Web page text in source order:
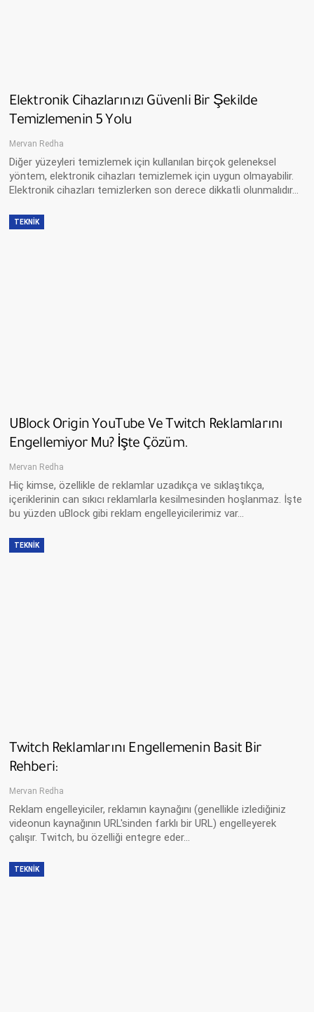
Elektronik Cihazlarınızı Güvenli Bir Şekilde
Temizlemenin 5 Yolu
Mervan Redha
Diğer yüzeyleri temizlemek için kullanılan birçok geleneksel
yöntem, elektronik cihazları temizlemek için uygun olmayabilir.
Elektronik cihazları temizlerken son derece dikkatli olunmalıdır…
TEKNIK
UBlock Origin YouTube Ve Twitch Reklamlarını
Engellemiyor Mu? İşte Çözüm.
Mervan Redha
Hiç kimse, özellikle de reklamlar uzadıkça ve sıklaştıkça,
içeriklerinin can sıkıcı reklamlarla kesilmesinden hoşlanmaz. İşte
bu yüzden uBlock gibi reklam engelleyicilerimiz var…
TEKNIK
Twitch Reklamlarını Engellemenin Basit Bir
Rehberi:
Mervan Redha
Reklam engelleyiciler, reklamın kaynağını (genellikle izlediğiniz
videonun kaynağının URL'sinden farklı bir URL) engelleyerek
çalışır. Twitch, bu özelliği entegre eder…
TEKNIK